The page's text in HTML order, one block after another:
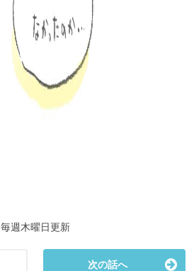
毎週木曜日更新
次の話へ